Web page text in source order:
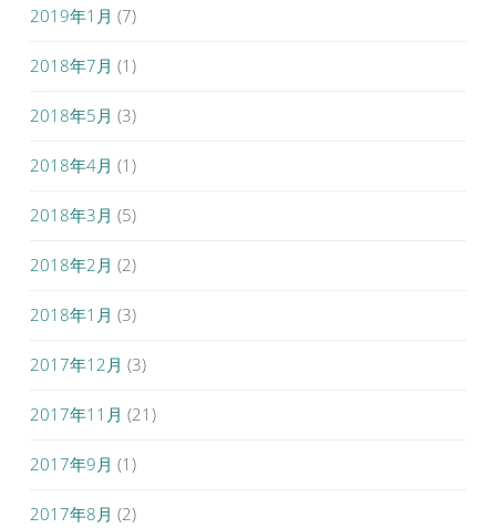
2019年1月 (7)
2018年7月 (1)
2018年5月 (3)
2018年4月 (1)
2018年3月 (5)
2018年2月 (2)
2018年1月 (3)
2017年12月 (3)
2017年11月 (21)
2017年9月 (1)
2017年8月 (2)